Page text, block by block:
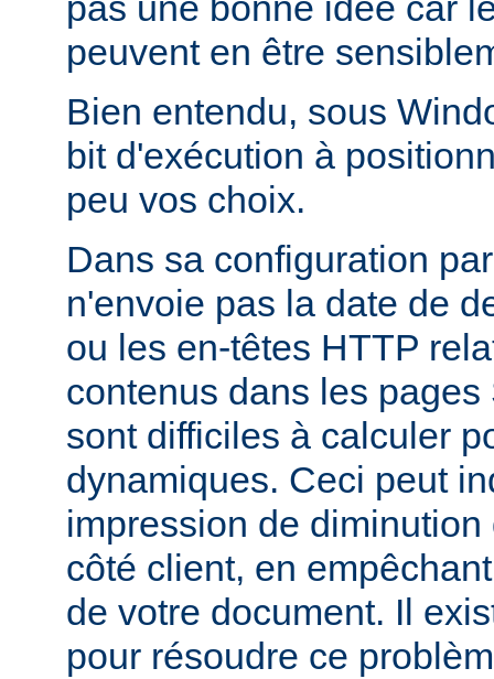
peuvent en être
Bien entendu, sous
bit d'exécution à
peu vos choix.
Dans sa configuration
n'envoie pas la date de
ou les en-têtes HTTP
contenus dans les
sont difficiles à calculer
dynamiques. Ceci peut
impression de
côté client, en
de votre document. Il
pour résoudre ce